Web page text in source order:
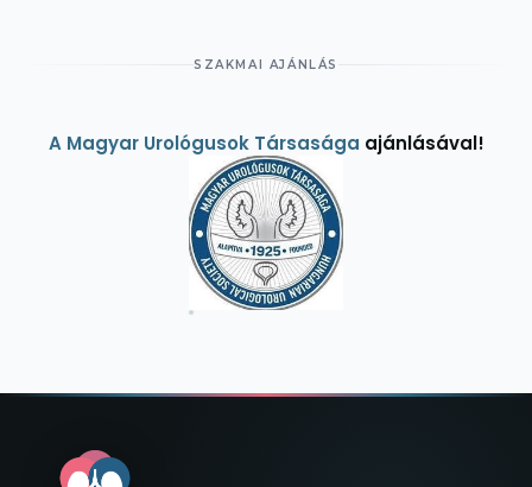
SZAKMAI AJÁNLÁS
A Magyar Urológusok Társasága ajánlásával!